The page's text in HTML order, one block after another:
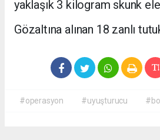
yaklaşık 3 kilogram skunk
Gözaltına alınan 18 zanlı
#operasyon #uyuşturucu